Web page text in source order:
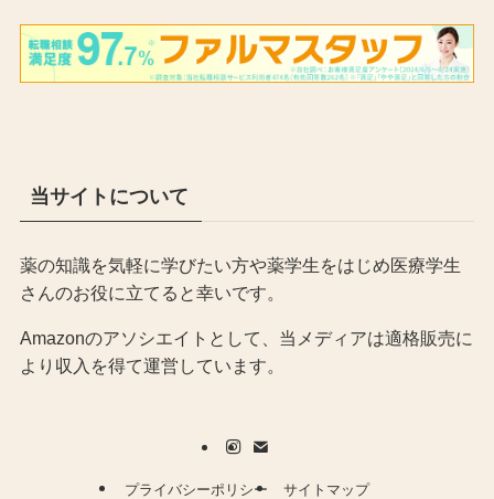
当サイトについて
薬の知識を気軽に学びたい方や薬学生をはじめ医療学生
さんのお役に立てると幸いです。
Amazonのアソシエイトとして、当メディアは適格販売に
より収入を得て運営しています。
プライバシーポリシー サイトマップ